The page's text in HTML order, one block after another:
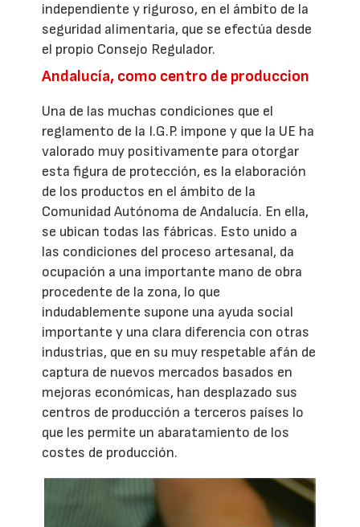
independiente y riguroso, en el ámbito de la
seguridad alimentaria, que se efectúa desde
el propio Consejo Regulador.
Andalucía, como centro de produccion
Una de las muchas condiciones que el
reglamento de la I.G.P. impone y que la UE ha
valorado muy positivamente para otorgar
esta figura de protección, es la elaboración
de los productos en el ámbito de la
Comunidad Autónoma de Andalucía. En ella,
se ubican todas las fábricas. Esto unido a
las condiciones del proceso artesanal, da
ocupación a una importante mano de obra
procedente de la zona, lo que
indudablemente supone una ayuda social
importante y una clara diferencia con otras
industrias, que en su muy respetable afán de
captura de nuevos mercados basados en
mejoras económicas, han desplazado sus
centros de producción a terceros países lo
que les permite un abaratamiento de los
costes de producción.